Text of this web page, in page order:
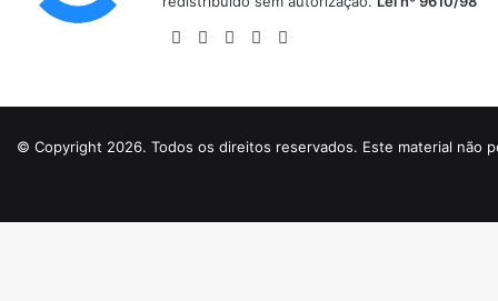
WebsiteFacebook
X YouTube
© Copyright 2026. Todos os direitos reservados. Este material